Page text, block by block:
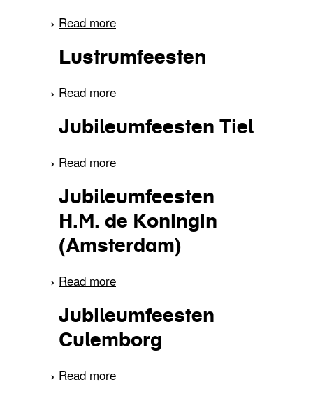
Read more
ter gelegenheid van het
Lustrumfeesten
Read more
Jubileumfeesten Tiel
Read more
Jubileumfeesten
H.M. de Koningin
(Amsterdam)
Read more
(Amsterdam)
Jubileumfeesten
Culemborg
Read more